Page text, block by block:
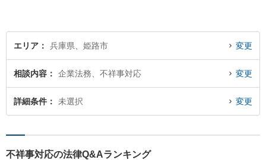
エリア 兵庫県、姫路市 変更
相談内容 企業法務、不祥事対応 変更
詳細条件 未選択 変更
不祥事対応の法律Q&Aランキング